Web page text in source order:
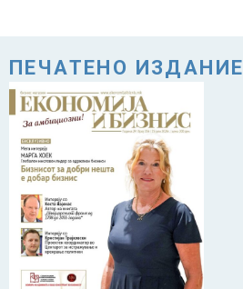
ПЕЧАТЕНО ИЗДАНИЕ